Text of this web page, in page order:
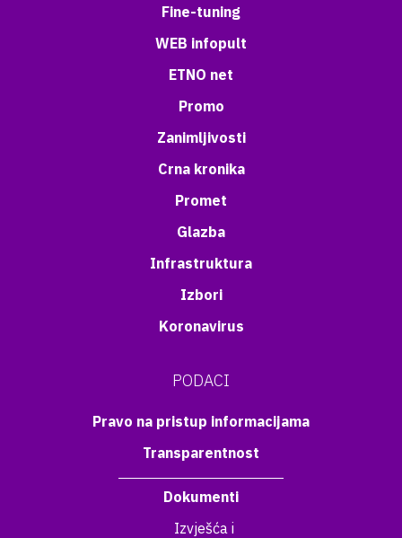
Fine-tuning
WEB infopult
ETNO net
Promo
Zanimljivosti
Crna kronika
Promet
Glazba
Infrastruktura
Izbori
Koronavirus
PODACI
Pravo na pristup informacijama
Transparentnost
Dokumenti
Izvješća i